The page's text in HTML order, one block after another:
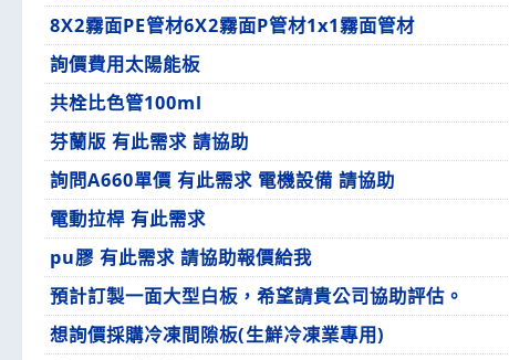
8X2霧面PE管材6X2霧面P管材1x1霧面管材
詢價費用太陽能板
共栓比色管100ml
芬蘭版 有此需求 請協助
詢問A660單價 有此需求 電機設備 請協助
電動拉桿 有此需求
pu膠 有此需求 請協助報價給我
預計訂製一面大型白板，希望請貴公司協助評估。
想詢價採購冷凍間隙板(生鮮冷凍業專用)